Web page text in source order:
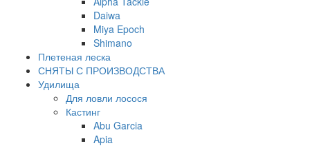
Daiwa
Miya Epoch
Shimano
Плетеная леска
СНЯТЫ С ПРОИЗВОДСТВА
Удилища
Для ловли лосося
Кастинг
Abu Garcia
Apia